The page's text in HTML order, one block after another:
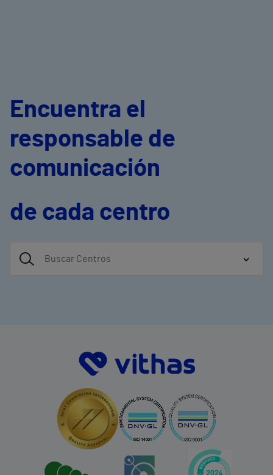
Encuentra el
responsable de
comunicación
de cada centro